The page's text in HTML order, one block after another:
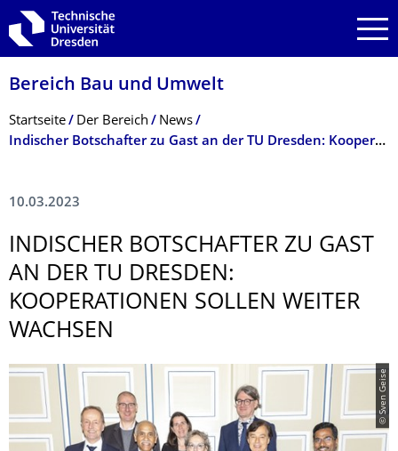
Zur Hauptnavigation springen
Zur Suche springen
Zum Inhalt springen
Bereich Bau und Umwelt
Breadcrumb-Menü
Startseite Der Bereich
News
Indischer Botschafter zu Gast an der TU Dresden: Kooperationen sollen weiter wachsen
10.03.2023
INDISCHER BOTSCHAFTER ZU GAST
AN DER TU DRESDEN:
KOOPERATIONEN SOLLEN WEITER
WACHSEN
© Sven Geise